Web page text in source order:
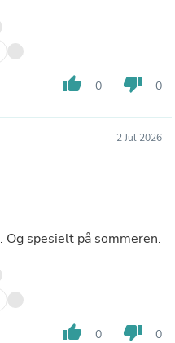
thumb_up 0 thumb_down 0
2 Jul 2026
Tarmen reager så bra på dette. Og spesielt på sommeren.
thumb_up 0 thumb_down 0